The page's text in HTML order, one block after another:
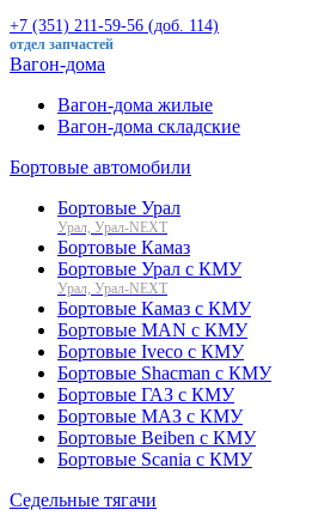
+7 (351) 211-59-56 (доб. 114)
отдел запчастей
Вагон-дома
Вагон-дома жилые
Вагон-дома складские
Бортовые автомобили
Бортовые Урал
Урал, Урал-NEXT
Бортовые Камаз
Бортовые Урал с КМУ
Урал, Урал-NEXT
Бортовые Камаз с КМУ
Бортовые MAN с КМУ
Бортовые Iveco с КМУ
Бортовые Shacman с КМУ
Бортовые ГАЗ с КМУ
Бортовые МАЗ с КМУ
Бортовые Beiben с КМУ
Бортовые Scania с КМУ
Седельные тягачи